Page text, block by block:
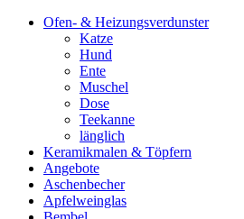
Ofen- & Heizungsverdunster
Katze
Hund
Ente
Muschel
Dose
Teekanne
länglich
Keramikmalen & Töpfern
Angebote
Aschenbecher
Apfelweinglas